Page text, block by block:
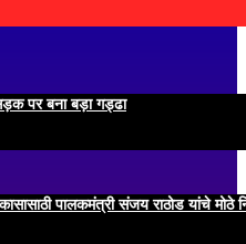
पर बना बड़ा गड्ढा
पालकमंत्री संजय राठोड यांचे मोठे